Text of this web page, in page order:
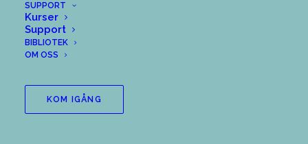
SUPPORT
Kurser
Support
BIBLIOTEK
OM OSS
KOM IGÅNG